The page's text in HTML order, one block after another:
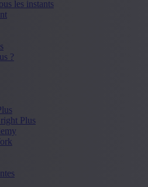
les instants
?
Plus